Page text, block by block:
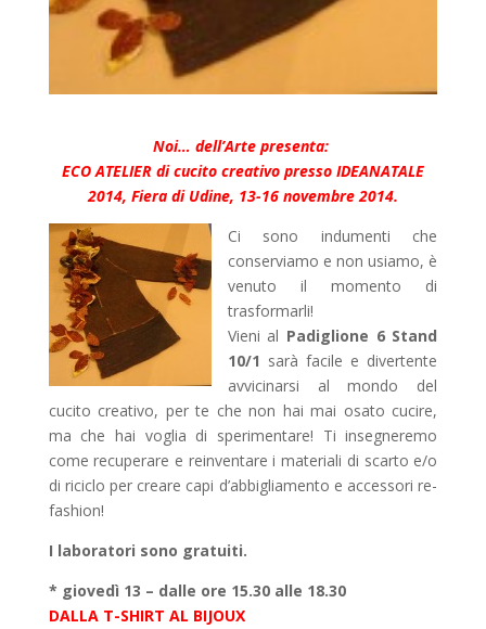
Noi… dell’Arte presenta:
ECO ATELIER di cucito creativo presso IDEANATALE
2014, Fiera di Udine, 13-16 novembre 2014.
Ci sono indumenti che
conserviamo e non usiamo, è
venuto il momento di
trasformarli!
Vieni al Padiglione 6 Stand
10/1 sarà facile e divertente
avvicinarsi al mondo del
cucito creativo, per te che non hai mai osato cucire,
ma che hai voglia di sperimentare! Ti insegneremo
come recuperare e reinventare i materiali di scarto e/o
di riciclo per creare capi d’abbigliamento e accessori re-
fashion!
I laboratori sono gratuiti.
* giovedì 13 – dalle ore 15.30 alle 18.30
DALLA T-SHIRT AL BIJOUX